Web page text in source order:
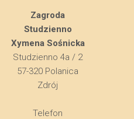
Zagroda
Studzienno
Xymena Sośnicka
Studzienno 4a / 2
57-320 Polanica
Zdrój
Telefon